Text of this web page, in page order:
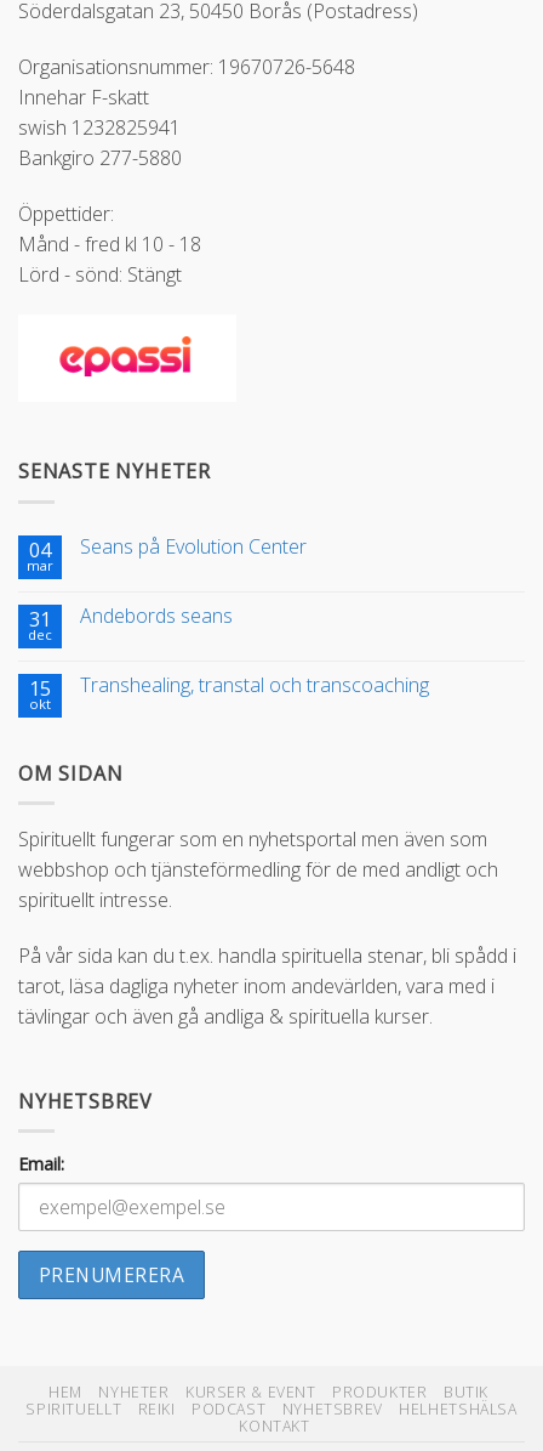
Söderdalsgatan 23, 50450 Borås (Postadress)
Organisationsnummer: 19670726-5648
Innehar F-skatt
swish 1232825941
Bankgiro 277-5880
Öppettider:
Månd - fred kl 10 - 18
Lörd - sönd: Stängt
SENASTE NYHETER
04
mar
Seans på Evolution Center
31
dec
Andebords seans
15
okt
Transhealing, transtal och transcoaching
OM SIDAN
Spirituellt fungerar som en nyhetsportal men även som
webbshop och tjänsteförmedling för de med andligt och
spirituellt intresse.
På vår sida kan du t.ex. handla spirituella stenar, bli spådd i
tarot, läsa dagliga nyheter inom andevärlden, vara med i
tävlingar och även gå andliga & spirituella kurser.
NYHETSBREV
Email:
HEM NYHETER KURSER & EVENT PRODUKTER
BUTIK
SPIRITUELLT
REIKI PODCAST NYHETSBREV
HELHETSHÄLSA
KONTAKT